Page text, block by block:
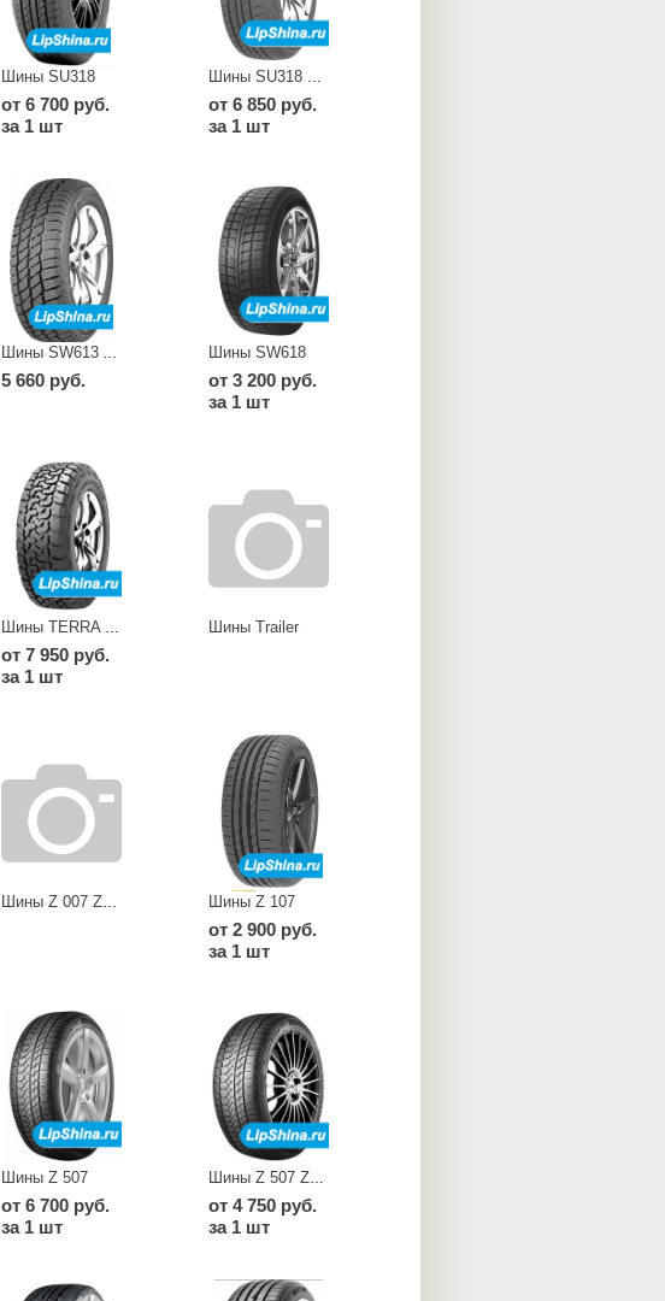
Шины SU318
от 6 700 руб.
за 1 шт
Шины SU318 H/T
от 6 850 руб.
за 1 шт
5 660 руб.
Шины SW618
от 3 200 руб.
за 1 шт
Шины TERRA LEGEND SL399
от 7 950 руб.
за 1 шт
Шины Trailer
Шины Z 007 ZuperAce Шины Z 107
от 2 900 руб.
за 1 шт
Шины Z 507
от 6 700 руб.
за 1 шт
Шины Z 507 Zuper Snow
от 4 750 руб.
за 1 шт